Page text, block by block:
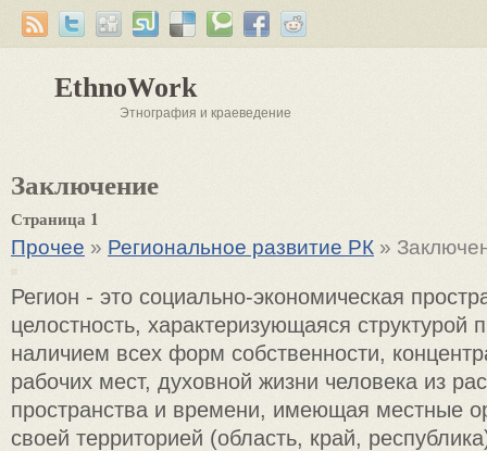
EthnoWork
Этнография и краеведение
Заключение
Страница 1
Прочее » Региональное развитие РК »
Регион - это социально-экономическая
целостность, характеризующаяся структурой
наличием всех форм собственности,
рабочих мест, духовной жизни человека из
пространства и времени, имеющая местные
своей территорией (область, край,